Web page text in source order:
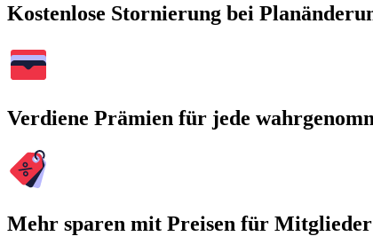
Kostenlose Stornierung bei
Verdiene Prämien für jede
Mehr sparen mit Preisen für Mitglieder